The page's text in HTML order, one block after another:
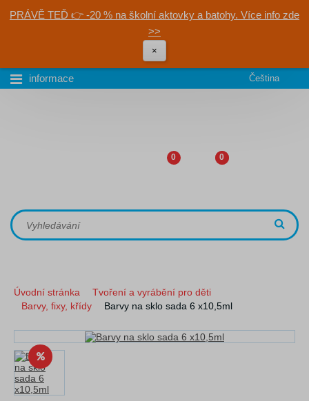
PRÁVĚ TEĎ 👉 -20 % na školní aktovky a batohy. Více info zde
>>
×
informace Čeština
0 0
Úvodní stránka
Tvoření a vyrábění pro děti
Barvy, fixy, křídy
Barvy na sklo sada 6 x10,5ml